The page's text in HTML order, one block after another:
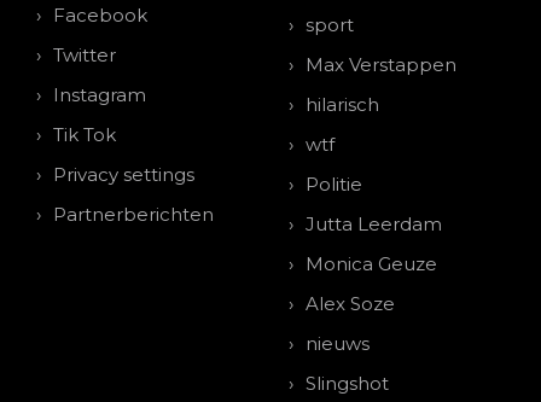
Facebook
Twitter
Instagram
Tik Tok
Privacy settings
Partnerberichten
sport
Max Verstappen
hilarisch
wtf
Politie
Jutta Leerdam
Monica Geuze
Alex Soze
nieuws
Slingshot